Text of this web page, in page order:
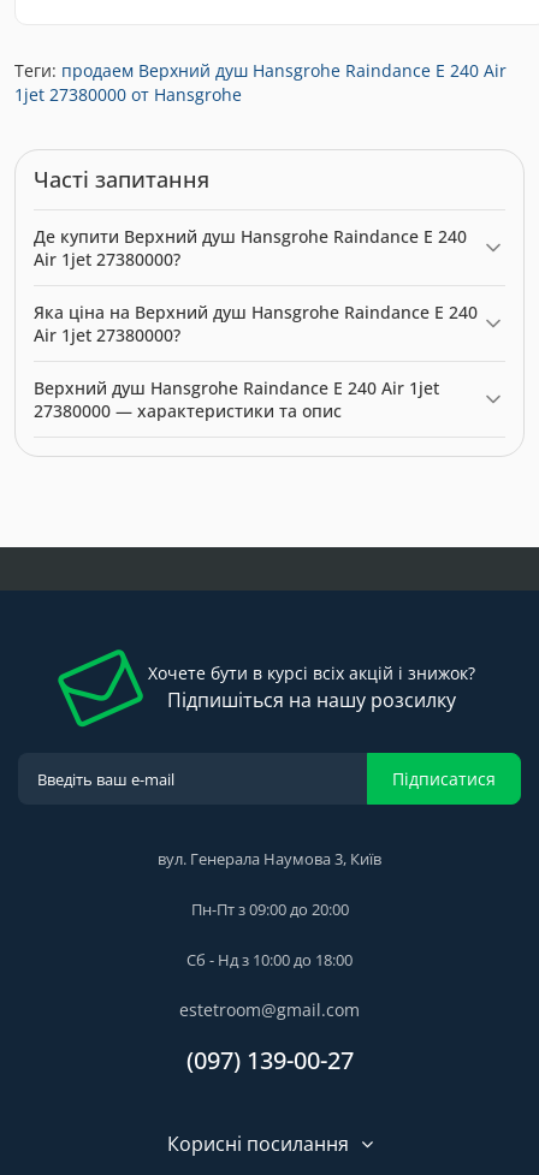
Теги: продаем Верхний душ Hansgrohe Raindance E 240 Air
1jet 27380000 от Hansgrohe
Часті запитання
Де купити Верхний душ Hansgrohe Raindance E 240
Air 1jet 27380000?
можна купити в нашому інтернет-магазині за ціною 28405.00
грн. Категорія:
Яка ціна на Верхний душ Hansgrohe Raindance E 240
Air 1jet 27380000?
1jet 27380000 — 28405.00 грн. Виробник: Hansgrohe.
Верхний душ Hansgrohe Raindance E 240 Air 1jet
27380000 — характеристики та опис
Хочете бути в курсі всіх акцій і знижок?
Підпишіться на нашу розсилку
Підписатися
вул. Генерала Наумова 3, Київ
Пн-Пт з 09:00 до 20:00
Сб - Нд з 10:00 до 18:00
estetroom@gmail.com
(097) 139-00-27
Корисні посилання